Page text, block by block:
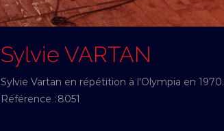
Sylvie VARTAN
Sylvie Vartan en répétition à l'Olympia en 1970.
Référence : 8051